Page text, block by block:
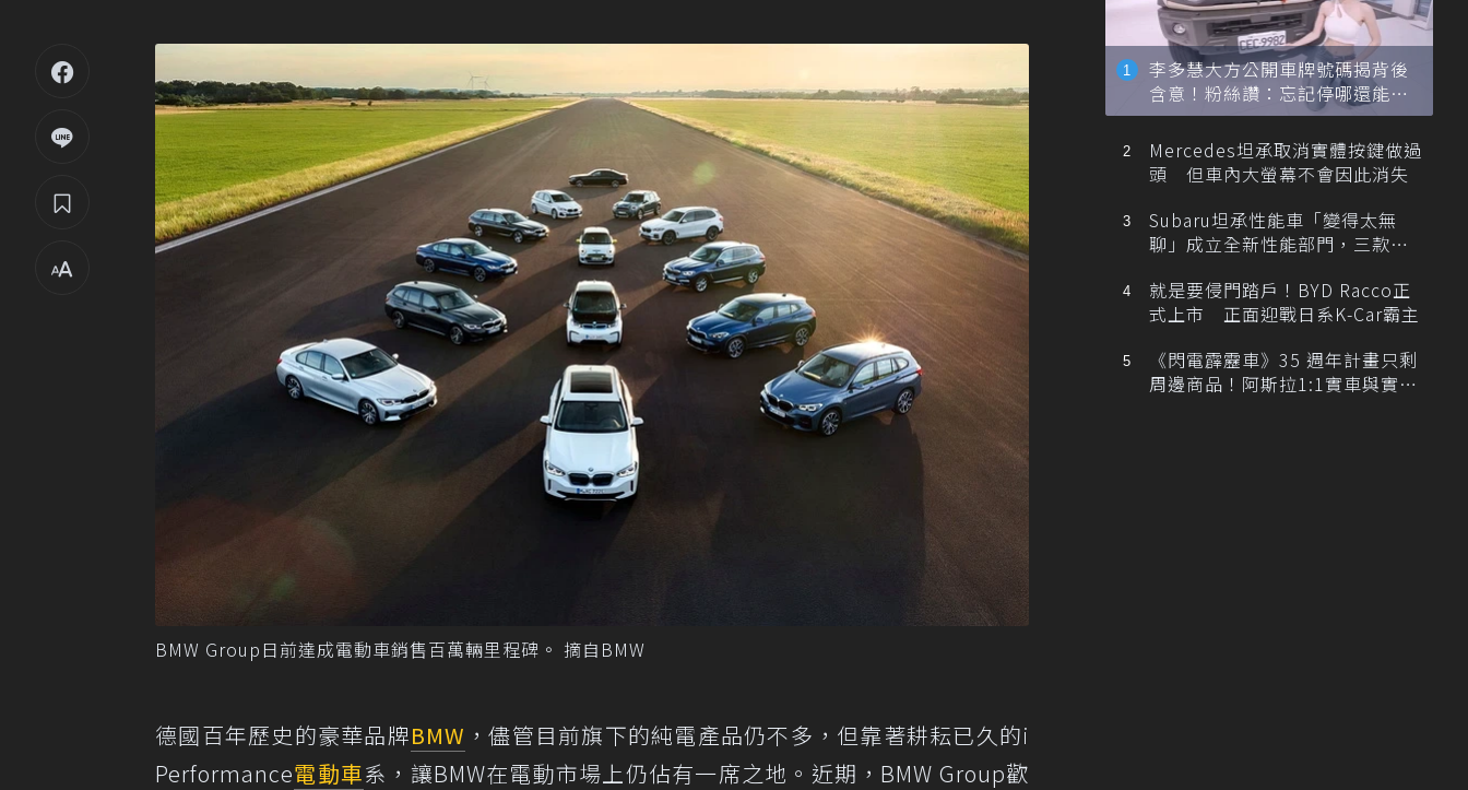
BMW Group日前達成電動車銷售百萬輛里程碑。 摘自BMW
德國百年歷史的豪華品牌BMW ，儘管目前旗下的純電產品仍不多，但靠著耕耘已久的i
Performance電動車系，讓BMW在電動市場上仍佔有一席之地。近期，BMW Group歡
李多慧大方公開車牌號碼揭背後
含意！粉絲讚：忘記停哪還能幫
忙找車
Mercedes坦承取消實體按鍵做過
頭 但車內大螢幕不會因此消失
Subaru坦承性能車「變得太無
聊」成立全新性能部門，三款手
就是要侵門踏戶！BYD Racco正
式上市 正面迎戰日系K-Car霸主
《閃電霹靂車》35 週年計畫只剩
周邊商品！阿斯拉1:1實車與實體